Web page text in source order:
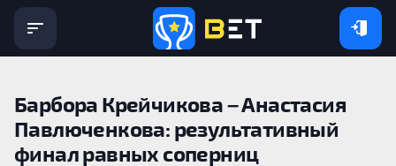
Барбора Крейчикова – Анастасия
Павлюченкова: результативный
финал равных соперниц